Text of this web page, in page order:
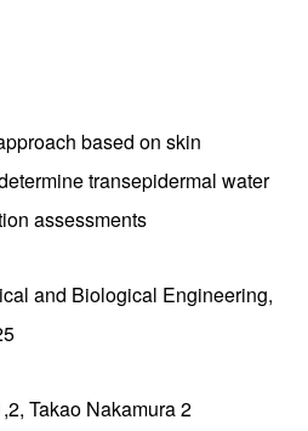
based on skin
transepidermal water
assessments
and Biological Engineering,
Takao Nakamura 2